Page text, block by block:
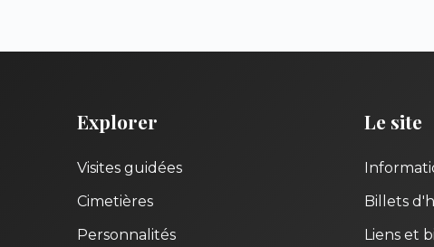
Explorer
Visites guidées
Cimetières
Personnalités
Le site
Billets
Liens et